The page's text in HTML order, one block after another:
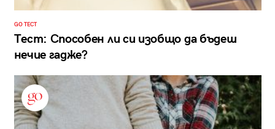
GO ТЕСТ
Тест: Способен ли си изобщо да бъдеш
нечие гадже?